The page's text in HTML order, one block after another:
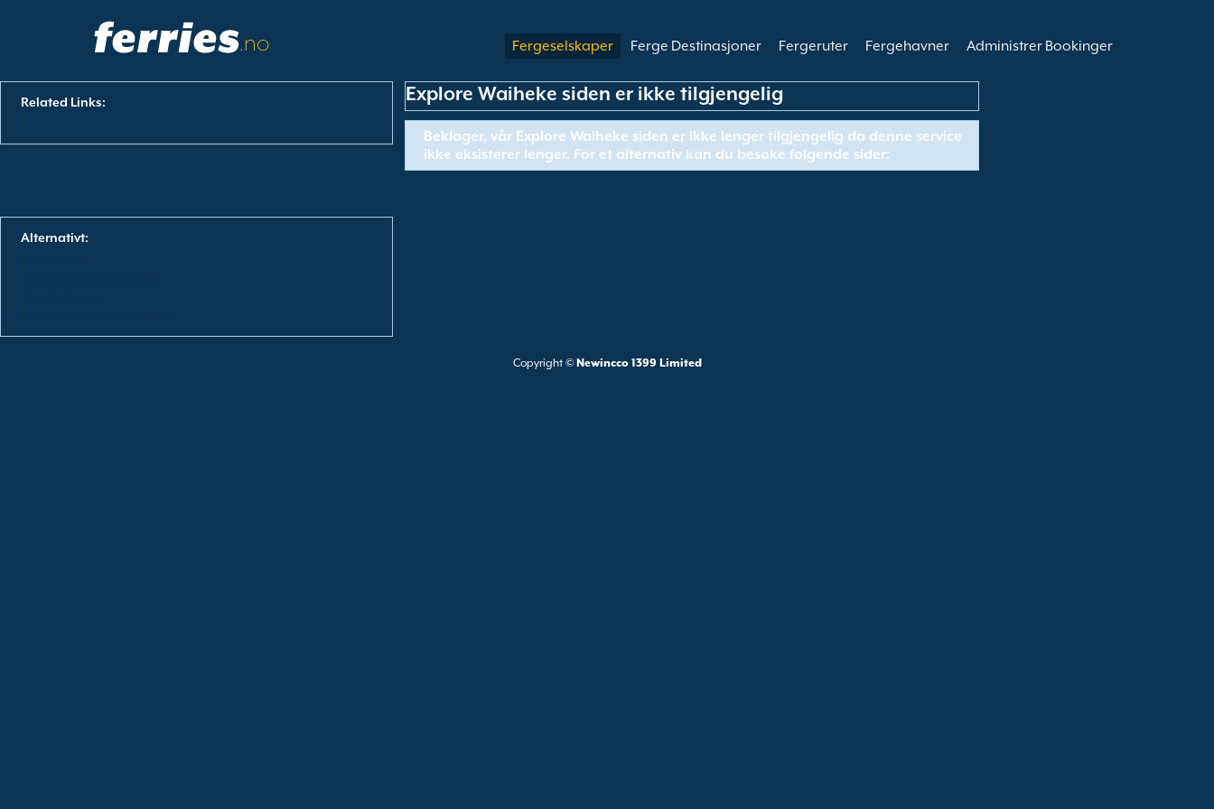
.no Fergeselskaper Ferge Destinasjoner Fergeruter Fergehavner Administrer Bookinger
Related Links:
Alternativt:
Explore Waiheke siden er ikke tilgjengelig
Beklager, vår Explore Waiheke siden er ikke lenger tilgjengelig da denne service
ikke eksisterer lenger. For et alternativ kan du besøke følgende sider:
Copyright ©Newincco 1399 Limited